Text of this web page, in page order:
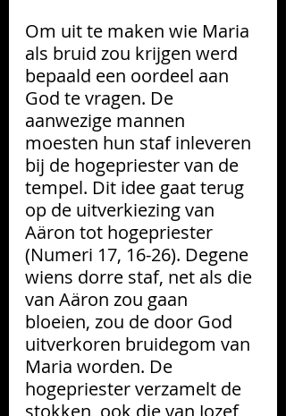
Om uit te maken wie Maria
als bruid zou krijgen werd
bepaald een oordeel aan
God te vragen. De
aanwezige mannen
moesten hun staf inleveren
bij de hogepriester van de
tempel. Dit idee gaat terug
op de uitverkiezing van
Aäron tot hogepriester
(Numeri 17, 16-26). Degene
wiens dorre staf, net als die
van Aäron zou gaan
bloeien, zou de door God
uitverkoren bruidegom van
Maria worden. De
hogepriester verzamelt de